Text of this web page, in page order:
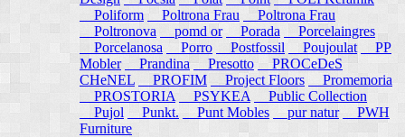
Poliform
Poltrona Frau
Poltrona Frau
Poltronova
pomd or Porada
Porcelaingres
Porcelanosa
Porro Postfossil Poujoulat
PP
Mobler
Prandina Presotto
PROCeDeS
CHeNEL
PROFIM Project Floors
Promemoria
PROSTORIA
PSYKEA
Public Collection
Pujol
Punkt. Punt Mobles pur natur
PWH
Furniture